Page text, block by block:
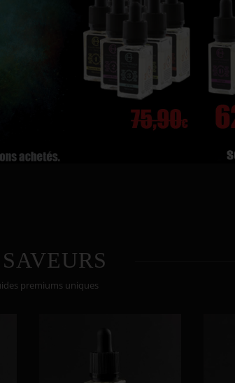
premiums uniques